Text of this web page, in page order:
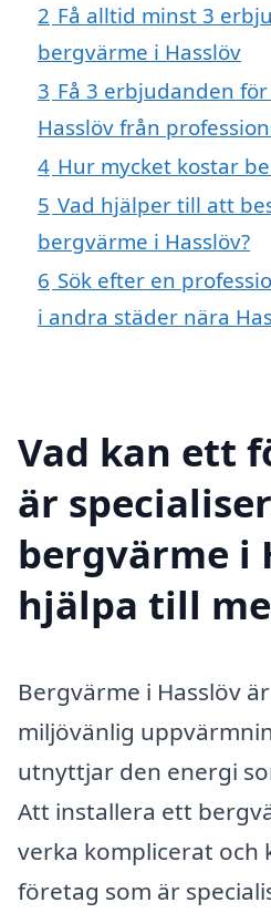
2 Få alltid minst 3
bergvärme i Hasslöv
3 Få 3 erbjudanden
Hasslöv från
4 Hur mycket kostar
5 Vad hjälper till att
bergvärme i Hasslöv?
6 Sök efter en
i andra städer nära
Vad kan ett
är
bergvärme i
hjälpa till
Bergvärme i Hasslöv
miljövänlig
utnyttjar den energi
Att installera ett
verka komplicerat och
företag som är